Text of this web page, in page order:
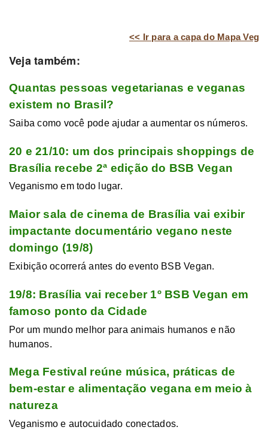
<< Ir para a capa do Mapa Veg
Veja também:
Quantas pessoas vegetarianas e veganas
existem no Brasil?
Saiba como você pode ajudar a aumentar os números.
20 e 21/10: um dos principais shoppings de
Brasília recebe 2ª edição do BSB Vegan
Veganismo em todo lugar.
Maior sala de cinema de Brasília vai exibir
impactante documentário vegano neste
domingo (19/8)
Exibição ocorrerá antes do evento BSB Vegan.
19/8: Brasília vai receber 1º BSB Vegan em
famoso ponto da Cidade
Por um mundo melhor para animais humanos e não
humanos.
Mega Festival reúne música, práticas de
bem-estar e alimentação vegana em meio à
natureza
Veganismo e autocuidado conectados.